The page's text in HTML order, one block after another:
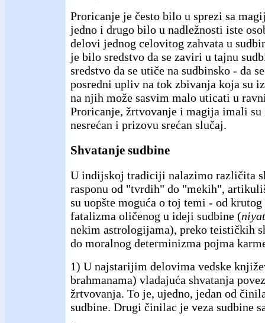
Proricanje je često bilo u sprezi sa
jedno i drugo bilo u nadležnosti iste
delovi jednog celovitog zahvata u
je bilo sredstvo da se zaviri u tajnu
sredstvo da se utiče na sudbinsko - da
posredni upliv na tok zbivanja koja su
na njih može sasvim malo uticati u
Proricanje, žrtvovanje i magija imali su
nesrećan i prizovu srećan slučaj.
Shvatanje sudbine
U indijskoj tradiciji nalazimo različita
rasponu od "tvrdih" do "mekih",
su uopšte moguća o toj temi - od
fatalizma oličenog u ideji sudbine (
nekim astrologijama), preko teističkih
do moralnog determinizma pojma
1) U najstarijim delovima vedske
brahmanama) vladajuća shvatanja
žrtvovanja. To je, ujedno, jedan od
sudbine. Drugi činilac je veza sudbine